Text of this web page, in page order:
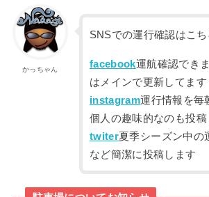
かっちゃん
SNSでの運行確認はこち
facebook運航確認でき
はメインで更新してます
instagram運行情報を毎
個人の趣味的なのも投稿
twiter夏季シーズン中の
など簡潔に投稿します